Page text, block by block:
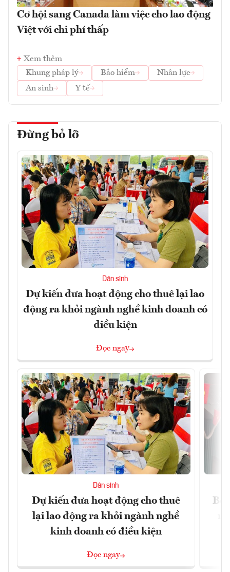
Cơ hội sang Canada làm việc cho lao động
Việt với chi phí thấp
Xem thêm
Khung pháp lý
Bảo hiểm
Nhân lực
An sinh
Y tế
Đừng bỏ lỡ
Dân sinh
Dự kiến đưa hoạt động cho thuê lại lao
động ra khỏi ngành nghề kinh doanh có
điều kiện
Đọc ngay
Dân sinh
Dự kiến đưa hoạt động cho thuê
lại lao động ra khỏi ngành nghề
kinh doanh có điều kiện
Đọc ngay
Bộ